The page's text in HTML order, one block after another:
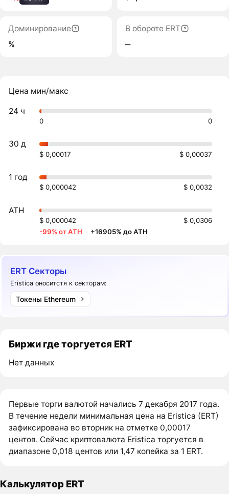
Доминирование
%
В обороте ERT
‒
Цена мин/макс
24 ч
0 0
30 д
$ 0,00017 $ 0,00037
1 год
$ 0,000042 $ 0,0032
ATH
$ 0,000042
$ 0,0306
-99% от ATH · +16905% до ATH
ERT Секторы
Eristica оноситстя к секторам:
Токены Ethereum
Биржи где торгуется ERT
Нет данных
Первые торги валютой начались 7 декабря 2017 года.
В течение недели минимальная цена на Eristica (ERT)
зафиксирована во вторник на отметке 0,00017
центов. Сейчас криптовалюта Eristica торгуется в
диапазоне 0,018 центов или 1,47 копейка за 1 ERT.
Калькулятор ERT